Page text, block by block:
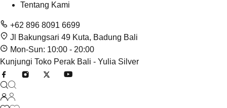
Tentang Kami
+62 896 8091 6699
Jl Bakungsari 49 Kuta, Badung Bali
Mon-Sun: 10:00 - 20:00
Kunjungi Toko Perak Bali - Yulia Silver